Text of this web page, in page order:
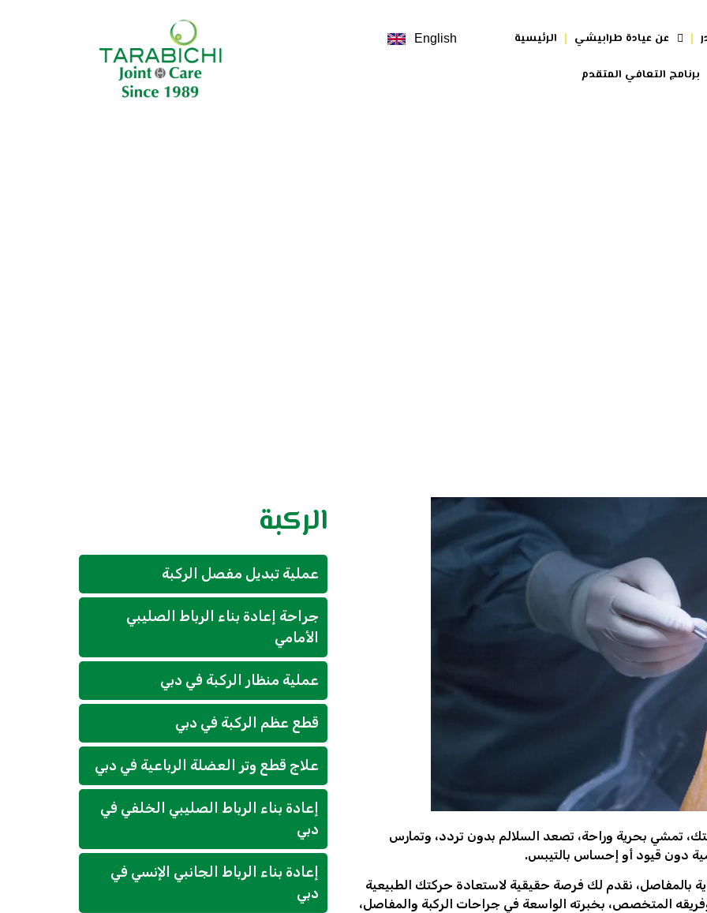
English الرئيسية عن عيادة طرابيشي
برنامج التعافي المتقدم
الركبة
عملية تبديل مفصل الركبة
جراحة إعادة بناء الرباط الصليبي
الأمامي
عملية منظار الركبة في دبي
قطع عظم الركبة في دبي
علاج قطع وتر العضلة الرباعية في دبي
إعادة بناء الرباط الصليبي الخلفي في
دبي
إعادة بناء الرباط الجانبي الإنسي في
دبي
تمشي بحرية وراحة، تصعد السلالم بدون تردد، وتمارس
دون قيود أو إحساس بالتيبس.
بالمفاصل، نقدم لك فرصة حقيقية لاستعادة حركتك الطبيعية
المتخصص، بخبرته الواسعة في جراحات الركبة والمفاصل،